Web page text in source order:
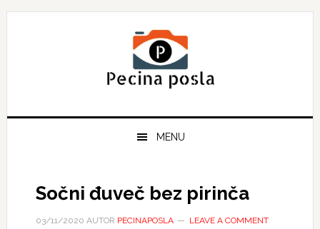
Skip
Skip
Skip
MENU
Sočni đuveč bez pirinča
03/11/2020 AUTOR PECINAPOSLA LEAVE A COMMENT